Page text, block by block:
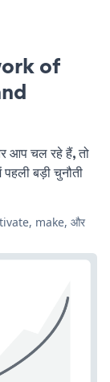
of
आप चल रहे हैं, तो
बड़ी चुनौती
make, और